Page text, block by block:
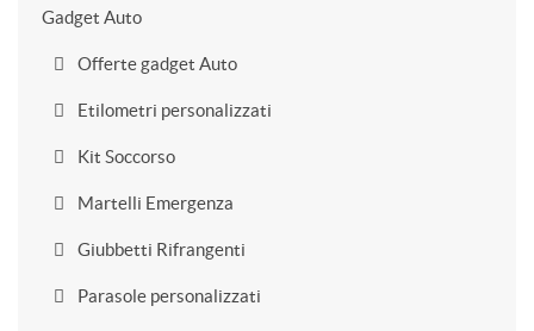
Gadget Auto
Offerte gadget Auto
Etilometri personalizzati
Kit Soccorso
Martelli Emergenza
Giubbetti Rifrangenti
Parasole personalizzati